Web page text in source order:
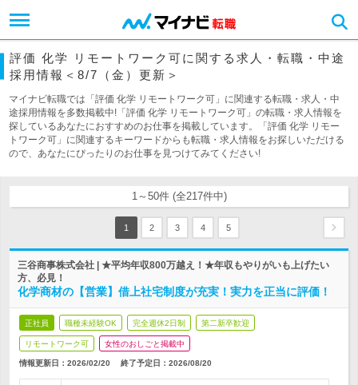
評価 化学 リモートワーク可に関する求人・転職・中途
採用情報＜8/7（金）更新＞
マイナビ転職では「評価 化学 リモートワーク可」に関連する転職・求人・中
途採用情報を多数掲載中!「評価 化学 リモートワーク可」の転職・求人情報を
探しているあなたにおすすめのお仕事を掲載しています。「評価 化学 リモー
トワーク可」に関連するキーワードからも転職・求人情報をお探しいただける
ので、あなたにぴったりのお仕事を見つけてみてください!
1～50件 (全217件中)
1 2 3 4 5
三谷商事株式会社 | ★平均年収800万越え！★年収もやりがいも上げたい
方、必見！
化学商材の【営業】借上社宅制度が充実！実力を正当に評価！
正社員 職種未経験OK 完全週休2日制 第二新卒歓迎
リモートワーク可 女性のおしごと掲載中
情報更新日：2026/02/20 終了予定日： 2026/08/20